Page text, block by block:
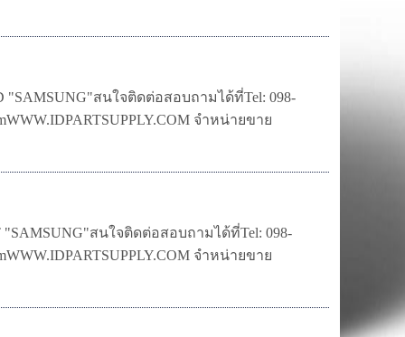
สนใจติดต่อสอบถามได้ที่Tel: 098-
จำหน่ายขาย
สนใจติดต่อสอบถามได้ที่Tel: 098-
จำหน่ายขาย